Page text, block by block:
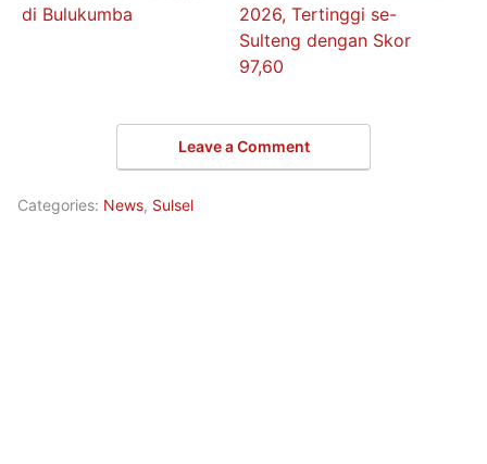
di Bulukumba
2026, Tertinggi se-
Sulteng dengan Skor
97,60
Leave a Comment
Categories: News, Sulsel